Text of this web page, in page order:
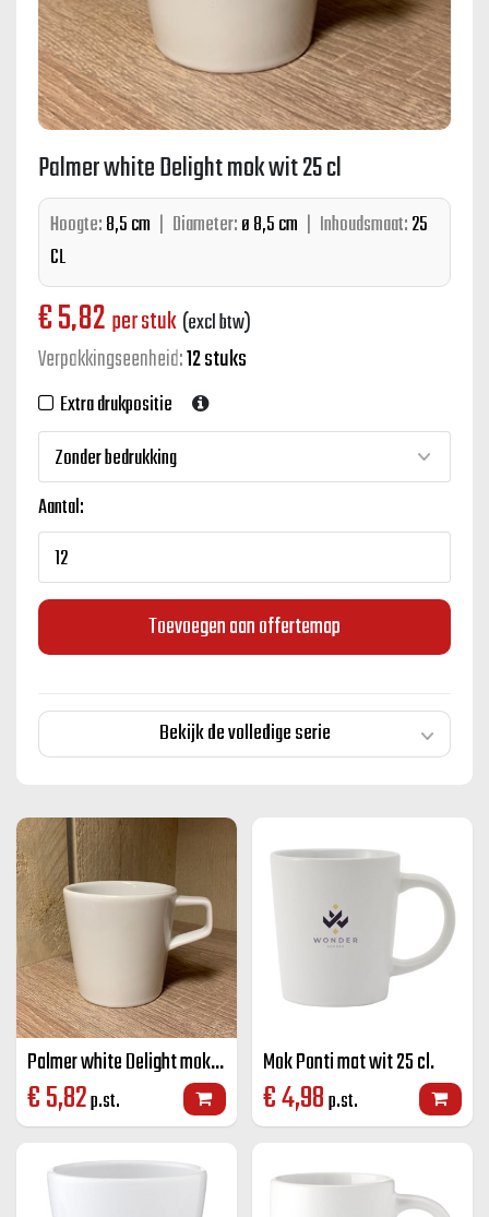
Palmer white Delight mok wit 25 cl
Hoogte:8,5 cm | Diameter:ø 8,5 cm | Inhoudsmaat:25
CL
€5,82 per stuk (excl btw)
Verpakkingseenheid:12 stuks
Extra drukpositie
Aantal:
Toevoegen aan offertemap
Bekijk de volledige serie
Palmer white Delight mok wit 25 cl
€5,82p.st.
Mok Ponti mat wit 25 cl.
€4,98p.st.